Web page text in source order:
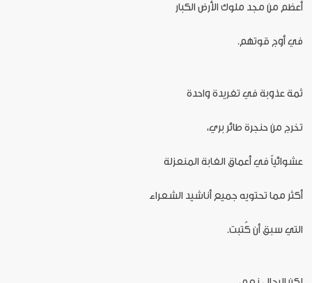
أعظم من مجد ملوك الأرض الكبار
في أوج قوتهم.
ثمة عذوبة في تغريدة واحدة
تخرج من حنجرة طائر بري،
عشوائياً في أعماق الغابة المنعزلة
أكثر مما تحتويه جميع أناشيد الشعراء
التي سبق أن كُتبت.